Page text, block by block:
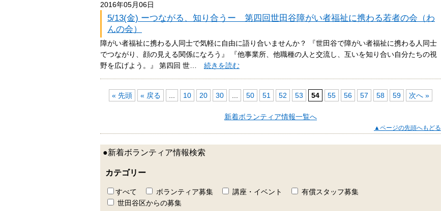
2016年05月06日
5/13(金) ーつながる、知り合うー 第四回世田谷障がい者福祉に携わる若者の会（わ
んの会）
障がい者福祉に携わる人同士で気軽に自由に語り合いませんか？ 『世田谷で障がい者福祉に携わる人同士
でつながり、顔の見える関係になろう』 『他事業所、他職種の人と交流し、互いを知り合い自分たちの視
野を広げよう。』 第四回 世… 続きを読む
« 先頭 « 戻る 10 20 30 50 51 52 53 54 55 56 57 58 59 次へ »
新着ボランティア情報一覧へ
▲ページの先頭へもどる
●新着ボランティア情報検索
カテゴリー
すべて ボランティア募集 講座・イベント
有償スタッフ募集
世田谷区からの募集